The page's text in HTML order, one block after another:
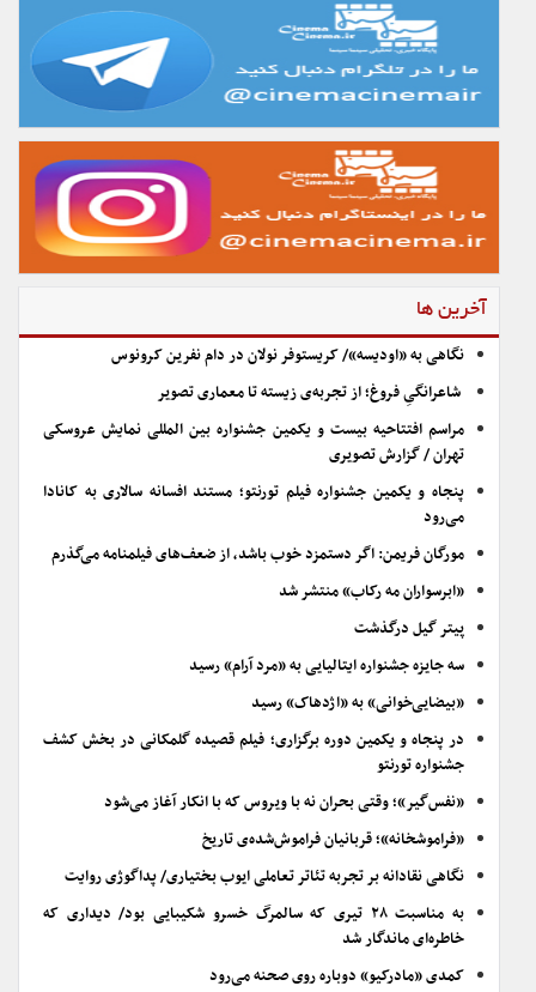
آخرین ها
نگاهی به «اودیسه»/ کریستوفر نولان در دام نفرین کرونوس
شاعرانگیِ فروغ؛ از تجربه‌ی زیسته تا معماری تصویر
مراسم افتتاحیه بیست و یکمین جشنواره بین المللی نمایش عروسکی
تهران / گزارش تصویری
پنجاه و یکمین جشنواره فیلم تورنتو؛ مستند افسانه سالاری به کانادا
می‌رود
مورگان فریمن: اگر دستمزد خوب باشد، از ضعف‌های فیلمنامه می‌گذرم
«ابرسواران مه رکاب» منتشر شد
پیتر گیل درگذشت
سه جایزه جشنواره ایتالیایی به «مرد آرام» رسید
«بیضایی‌خوانی» به «اژدهاک» رسید
در پنجاه و یکمین دوره برگزاری؛ فیلم قصیده گلمکانی در بخش کشف
جشنواره تورنتو
«نفس‌گیر»؛ وقتی بحران نه با ویروس که با انکار آغاز می‌شود
«فراموشخانه»؛ قربانیان فراموش‌شده‌ی تاریخ
نگاهی نقادانه بر تجربه تئاتر تعاملی ایوب بختیاری/ پداگوژی روایت
به مناسبت ۲۸ تیری که سالمرگ خسرو شکیبایی بود/ دیداری که
خاطره‌ای ماندگار شد
کمدی «مادرکیو» دوباره روی صحنه می‌رود